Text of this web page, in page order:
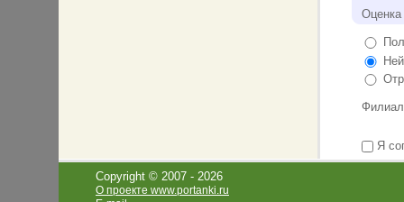
Оценка
Филиал
Я
Copyright © 2007 - 2026
О проекте www.portanki.ru